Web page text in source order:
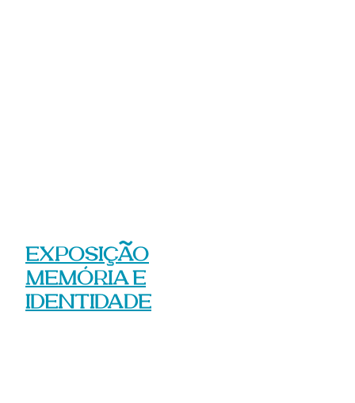
Exposição
Memória e
Identidade